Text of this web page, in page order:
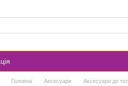
Головна Аксесуари Аксесуари до